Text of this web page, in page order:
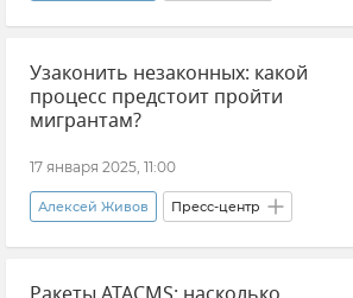
Миграционная политика Общество
Мнения Новости Крыма Крым
Россия
Узаконить незаконных: какой
процесс предстоит пройти
мигрантам?
17 января 2025, 11:00
Алексей Живов Пресс-центр
Ксения Темрякович Оксана Волкина
Игорь Шатров